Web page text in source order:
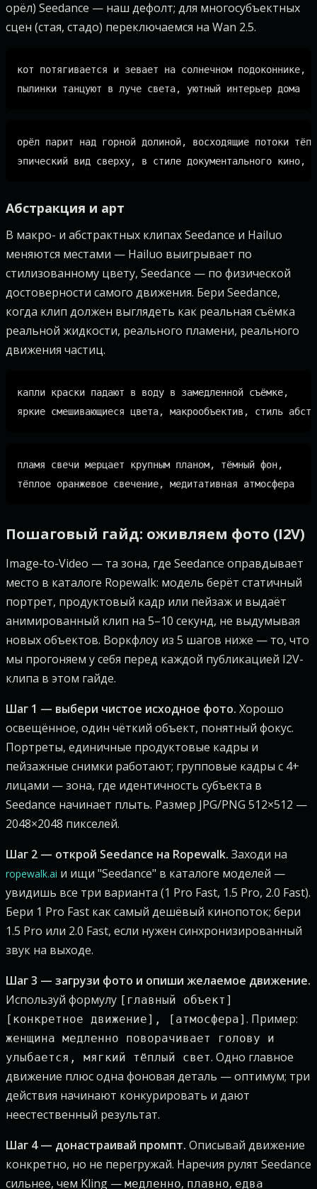
орёл) Seedance — наш дефолт; для многосубъектных
сцен (стая, стадо) переключаемся на Wan 2.5.
кот потягивается и зевает на солнечном подоконнике,
орёл парит над горной долиной, восходящие потоки
Абстракция и арт
В макро- и абстрактных клипах Seedance и Hailuo
меняются местами — Hailuo выигрывает по
стилизованному цвету, Seedance — по физической
достоверности самого движения. Бери Seedance,
когда клип должен выглядеть как реальная съёмка
реальной жидкости, реального пламени, реального
движения частиц.
капли краски падают в воду в замедленной съёмке,
пламя свечи мерцает крупным планом, тёмный фон,
Пошаговый гайд: оживляем фото (I2V)
Image-to-Video — та зона, где Seedance оправдывает
место в каталоге Ropewalk: модель берёт статичный
портрет, продуктовый кадр или пейзаж и выдаёт
анимированный клип на 5–10 секунд, не выдумывая
новых объектов. Воркфлоу из 5 шагов ниже — то, что
мы прогоняем у себя перед каждой публикацией I2V-
клипа в этом гайде.
Шаг 1 — выбери чистое исходное фото. Хорошо
освещённое, один чёткий объект, понятный фокус.
Портреты, единичные продуктовые кадры и
пейзажные снимки работают; групповые кадры с 4+
лицами — зона, где идентичность субъекта в
Seedance начинает плыть. Размер JPG/PNG 512×512 —
2048×2048 пикселей.
Шаг 2 — открой Seedance на Ropewalk. Заходи на
ropewalk.ai и ищи "Seedance" в каталоге моделей —
увидишь все три варианта (1 Pro Fast, 1.5 Pro, 2.0 Fast).
Бери 1 Pro Fast как самый дешёвый кинопоток; бери
1.5 Pro или 2.0 Fast, если нужен синхронизированный
звук на выходе.
Шаг 3 — загрузи фото и опиши желаемое движение.
Используй формулу [главный объект]
[конкретное движение], [атмосфера] . Пример:
женщина медленно поворачивает голову и
улыбается, мягкий тёплый свет. Одно главное
движение плюс одна фоновая деталь — оптимум; три
действия начинают конкурировать и дают
неестественный результат.
Шаг 4 — донастраивай промпт. Описывай движение
конкретно, но не перегружай. Наречия рулят Seedance
сильнее, чем Kling — медленно, плавно, едва